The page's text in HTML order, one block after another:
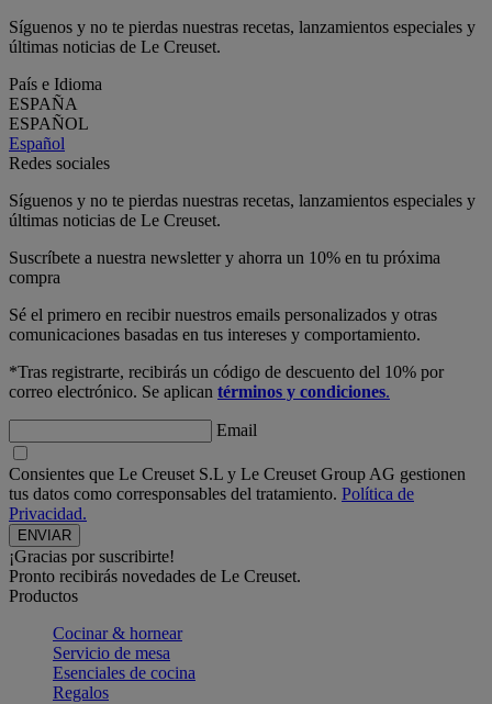
Síguenos y no te pierdas nuestras recetas, lanzamientos especiales y
últimas noticias de Le Creuset.
País e Idioma
ESPAÑA
ESPAÑOL
Español
Redes sociales
Síguenos y no te pierdas nuestras recetas, lanzamientos especiales y
últimas noticias de Le Creuset.
Suscríbete a nuestra newsletter y ahorra un 10% en tu próxima
compra
Sé el primero en recibir nuestros emails personalizados y otras
comunicaciones basadas en tus intereses y comportamiento.
*Tras registrarte, recibirás un código de descuento del 10% por
correo electrónico. Se aplican términos y condiciones.
Email
Consientes que Le Creuset S.L y Le Creuset Group AG gestionen
tus datos como corresponsables del tratamiento. Política de
Privacidad.
¡Gracias por suscribirte!
Pronto recibirás novedades de Le Creuset.
Productos
Cocinar & hornear
Servicio de mesa
Esenciales de cocina
Regalos